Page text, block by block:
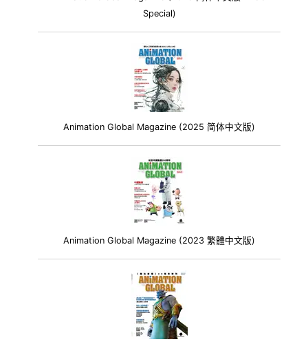
Special)
Animation Global Magazine (2025 简体中文版)
Animation Global Magazine (2023 繁體中文版)